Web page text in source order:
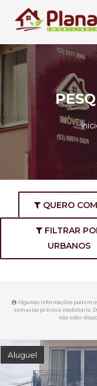
QUERO
FILTRAR
URBANOS
Algumas informações podem
sem aviso prévio à imobiliária.
não estar
Aluguel